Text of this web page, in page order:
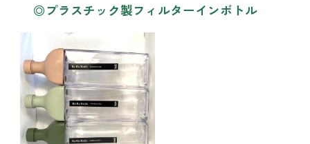
◎プラスチック製フィルターインボトル